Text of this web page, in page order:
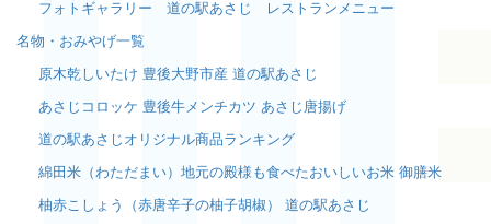
フォトギャラリー 道の駅あさじ レストランメニュー
名物・おみやげ一覧
原木乾しいたけ 豊後大野市産 道の駅あさじ
あさじコロッケ 豊後牛メンチカツ あさじ唐揚げ
道の駅あさじオリジナル商品ランキング
綿田米（わただまい）地元の殿様も食べたおいしいお米 御膳米
柚赤こしょう（赤唐辛子の柚子胡椒） 道の駅あさじ